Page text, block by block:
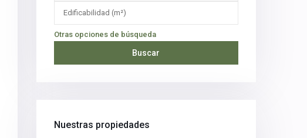
Otras opciones de búsqueda
Buscar
Nuestras propiedades